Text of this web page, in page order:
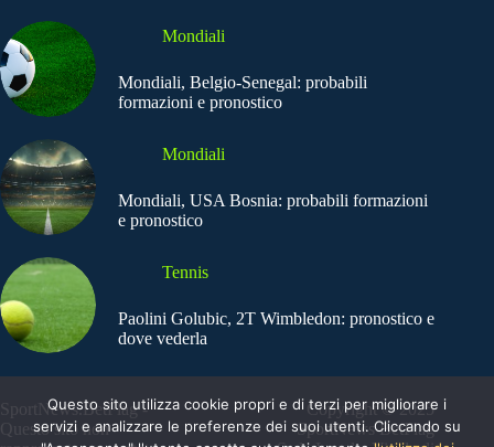
Mondiali
Mondiali, Belgio-Senegal: probabili
formazioni e pronostico
Mondiali
Mondiali, USA Bosnia: probabili formazioni
e pronostico
Tennis
Paolini Golubic, 2T Wimbledon: pronostico e
dove vederla
SportNews.BetFlag -
Questo sito non
Copyright © 2025
SportNews BetFlag
Questo sito utilizza cookie propri e di terzi per migliorare i
servizi e analizzare le preferenze dei suoi utenti. Cliccando su